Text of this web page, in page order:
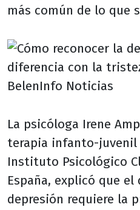
más común de lo que
La psicóloga Irene
terapia infanto-
Instituto Psicológico
España, explicó que
depresión requiere la